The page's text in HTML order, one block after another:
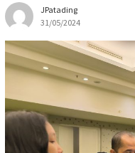
JPatading
31/05/2024